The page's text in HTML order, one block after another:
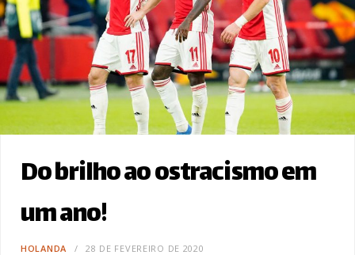
Do brilho ao ostracismo em
um ano!
HOLANDA 28 DE FEVEREIRO DE 2020